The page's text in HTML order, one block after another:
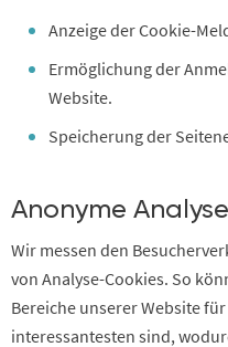
Anzeige der Cookie-
Ermöglichung der
Website.
Speicherung der
Anonyme
Wir messen den
von Analyse-Cookies. So
Bereiche unserer Website
interessantesten sind,